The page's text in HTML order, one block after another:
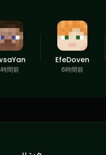
間前
EfeDoven
6時間前